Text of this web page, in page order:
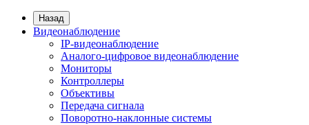
Назад
Видеонаблюдение
IP-видеонаблюдение
Аналого-цифровое видеонаблюдение
Мониторы
Контроллеры
Объективы
Передача сигнала
Поворотно-наклонные системы